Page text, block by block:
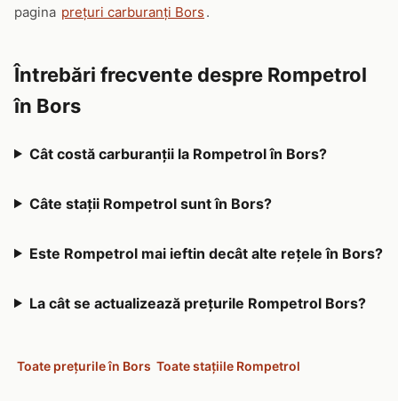
pagina prețuri carburanți Bors .
Întrebări frecvente despre Rompetrol
în Bors
Cât costă carburanții la Rompetrol în Bors?
Câte stații Rompetrol sunt în Bors?
Este Rompetrol mai ieftin decât alte rețele în Bors?
La cât se actualizează prețurile Rompetrol Bors?
Toate prețurile în Bors Toate stațiile Rompetrol